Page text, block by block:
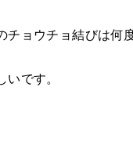
チョウチョ結びは何
です。